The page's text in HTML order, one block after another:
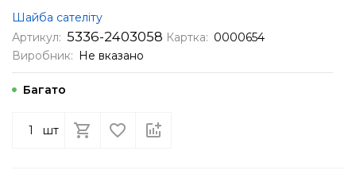
Шайба сателіту
Артикул: 5336-2403058 Картка: 0000654
Виробник: Не вказано
Багато
шт